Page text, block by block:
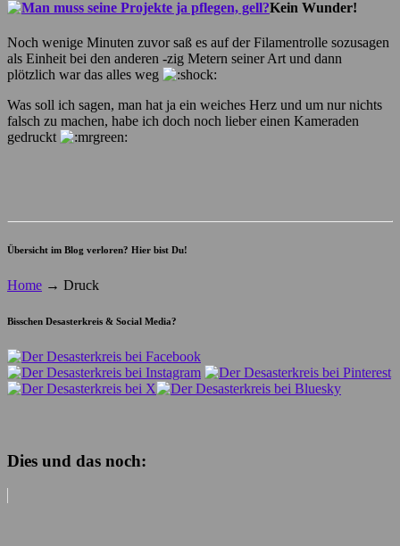
Kein Wunder!
Noch wenige Minuten zuvor saß es auf der Filamentrolle sozusagen
als Einheit bei den anderen -zig Metern seiner Art und dann
plötzlich war das alles weg
Was soll ich sagen, man hat ja ein weiches Herz und um nur nichts
falsch zu machen, habe ich doch noch lieber einen Kameraden
gedruckt
Übersicht im Blog verloren? Hier bist Du!
Home → Druck
Bisschen Desasterkreis & Social Media?
Dies und das noch: